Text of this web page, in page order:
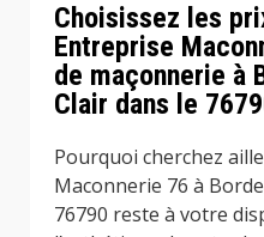
Choisissez les
Entreprise
de maçonnerie à
Clair dans le
Pourquoi cherchez
Maconnerie 76 à
76790 reste à votre